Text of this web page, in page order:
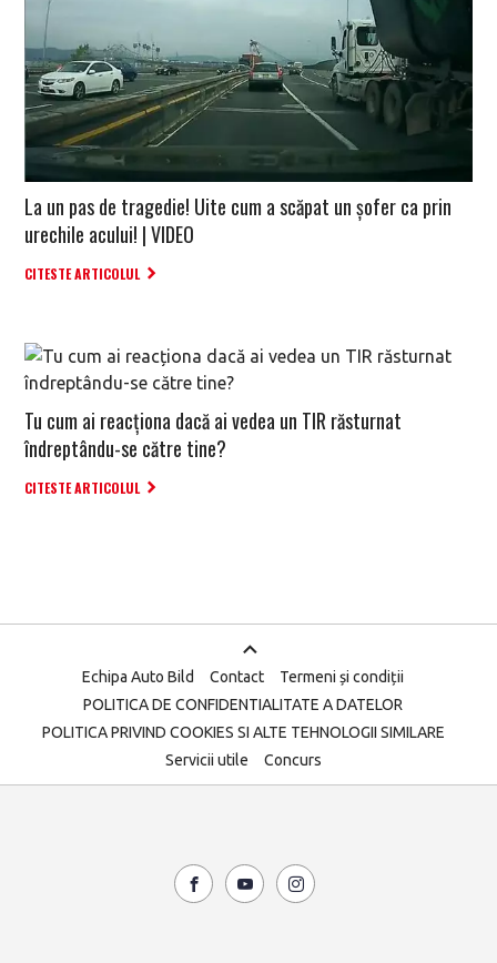
La un pas de tragedie! Uite cum a scăpat un șofer ca prin
urechile acului! | VIDEO
CITESTE ARTICOLUL
Tu cum ai reacționa dacă ai vedea un TIR răsturnat
îndreptându-se către tine?
CITESTE ARTICOLUL
Echipa Auto Bild Contact
Termeni și condiții
POLITICA DE CONFIDENTIALITATE A DATELOR
POLITICA PRIVIND COOKIES SI ALTE TEHNOLOGII SIMILARE
Servicii utile
Concurs